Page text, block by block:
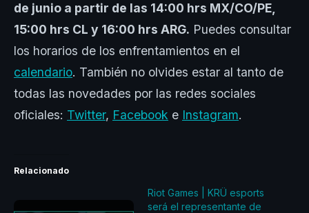
de junio a partir de las 14:00 hrs MX/CO/PE,
15:00 hrs CL y 16:00 hrs ARG. Puedes consultar
los horarios de los enfrentamientos en el
calendario. También no olvides estar al tanto de
todas las novedades por las redes sociales
oficiales: Twitter, Facebook e Instagram.
Relacionado
Riot Games | KRÜ esports
será el representante de